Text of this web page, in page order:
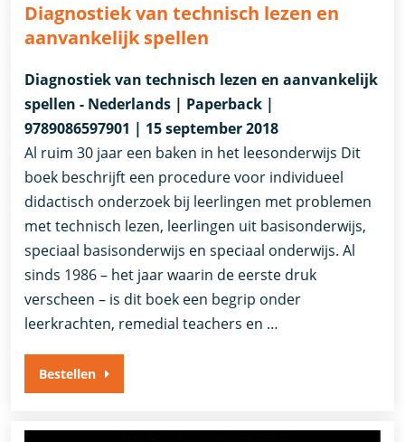
Diagnostiek van technisch lezen en
aanvankelijk spellen
Diagnostiek van technisch lezen en aanvankelijk
spellen - Nederlands | Paperback |
9789086597901 | 15 september 2018
Al ruim 30 jaar een baken in het leesonderwijs Dit
boek beschrijft een procedure voor individueel
didactisch onderzoek bij leerlingen met problemen
met technisch lezen, leerlingen uit basisonderwijs,
speciaal basisonderwijs en speciaal onderwijs. Al
sinds 1986 – het jaar waarin de eerste druk
verscheen – is dit boek een begrip onder
leerkrachten, remedial teachers en …
Bestellen